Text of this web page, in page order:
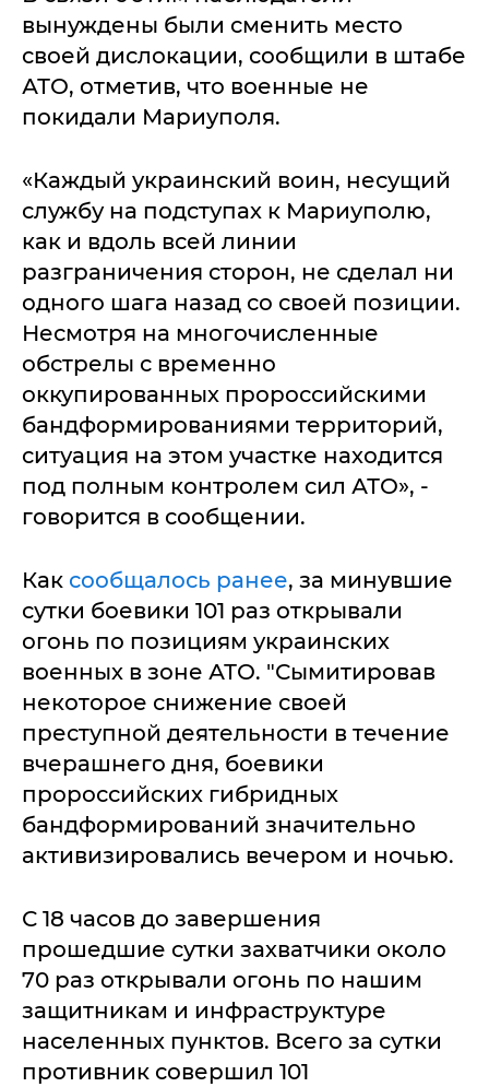
вынуждены были сменить место
своей дислокации, сообщили в штабе
АТО, отметив, что военные не
покидали Мариуполя.
«Каждый украинский воин, несущий
службу на подступах к Мариуполю,
как и вдоль всей линии
разграничения сторон, не сделал ни
одного шага назад со своей позиции.
Несмотря на многочисленные
обстрелы с временно
оккупированных пророссийскими
бандформированиями территорий,
ситуация на этом участке находится
под полным контролем сил АТО», -
говорится в сообщении.
Как сообщалось ранее, за минувшие
сутки боевики 101 раз открывали
огонь по позициям украинских
военных в зоне АТО. "Сымитировав
некоторое снижение своей
преступной деятельности в течение
вчерашнего дня, боевики
пророссийских гибридных
бандформирований значительно
активизировались вечером и ночью.
С 18 часов до завершения
прошедшие сутки захватчики около
70 раз открывали огонь по нашим
защитникам и инфраструктуре
населенных пунктов. Всего за сутки
противник совершил 101